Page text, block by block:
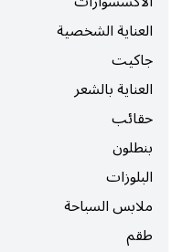
العناية الشخصية
جاكيت
العناية بالشعر
حقائب
بنطلون
البلوزات
ملابس السباحة
طقم